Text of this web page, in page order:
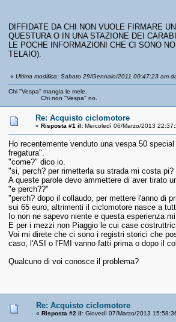
DIFFIDATE DA CHI NON VUOLE FIRMARE
QUESTURA O IN UNA STAZIONE DEI
LE POCHE INFORMAZIONI CHE CI SONO
TELAIO).
« Ultima modifica: Sabato 29/Gennaio/2011 00:47:23 am
Chi ''Vespa'' mangia le mele.
Chi non ''Vespa'' no.
Re: Acquisto ciclomotore
« Risposta #1 il: Mercoledì 06/Marzo/2013
Ho recentemente venduto una vespa 50
fregatura".
"come?" dico io.
"si, perch? per rimetterla su strada mi costa
A queste parole devo ammettere di aver tirato
"e perch??"
"perch? dopo il collaudo, per mettere l'anno di
sui 65 euro, altrimenti il ciclomotore nasce a
Io non ne sapevo niente e questa esperienza
E per i mezzi non Piaggio le cui case
Voi mi direte che ci sono i registri storici che
caso, l'ASI o l'FMI vanno fatti prima o dopo il
Qualcuno di voi conosce il problema?
Re: Acquisto ciclomotore
« Risposta #2 il: Giovedì 07/Marzo/2013